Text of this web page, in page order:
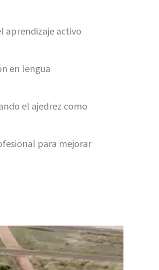
aprendizaje activo
en lengua
el ajedrez como
para mejorar